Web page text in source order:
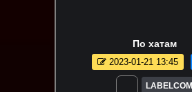
По хатам
2023-01-21 13:45
LABELCOM